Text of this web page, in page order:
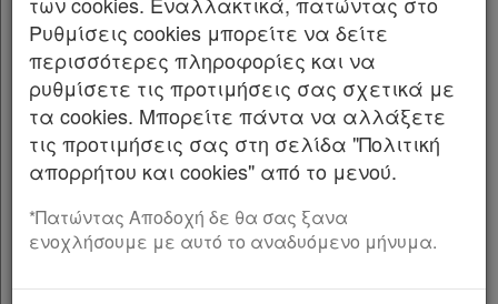
του άρθρου 41 του ν. 998/1979 «Περί
προστασίας των δασών και των δασικών εν
γένει εκτάσεων της Χώρας» (Α’ 289).
3. Τον ν. 4727/2020 «Ψηφιακή Διακυβέρνηση
(Ενσωμάτωση στην Ελληνική Νομοθεσία της
Οδηγίας (ΕΕ) 2016/2102 και της Οδηγίας (ΕΕ)
(Ενσωμάτωση στο Ελληνικό Δίκαιο της
Οδηγίας (ΕΕ) 2018/1972) και άλλες διατάξεις»
(Α’ 184).
Ρυθμίσεις cookies μπορείτε να δείτε
περισσότερες πληροφορίες και να
ρυθμίσετε τις προτιμήσεις σας σχετικά με
τα cookies. Μπορείτε πάντα να αλλάξετε
τις προτιμήσεις σας στη σελίδα "Πολιτική
απορρήτου και cookies" από το μενού.
*Πατώντας Αποδοχή δε θα σας ξανα
ενοχλήσουμε με αυτό το αναδυόμενο μήνυμα.